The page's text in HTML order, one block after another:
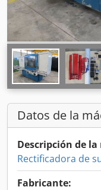
Datos de la
Descripción de
Rectificadora de
Fabricante: